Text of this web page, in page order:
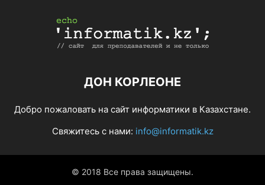
ДОН КОРЛЕОНЕ
Добро пожаловать на сайт информатики в Казахстане.
Свяжитесь с нами: info@informatik.kz
© 2018 Все права защищены.